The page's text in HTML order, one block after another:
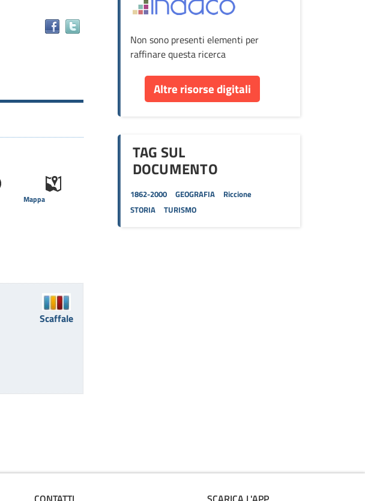
Mappa
Scaffale
Non sono presenti elementi per
raffinare questa ricerca
Altre risorse digitali
TAG SUL
DOCUMENTO
1862-2000 GEOGRAFIA
Riccione
STORIA
TURISMO